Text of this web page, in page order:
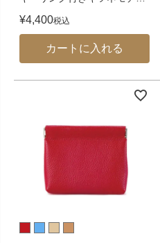
¥4,400税込
カートに入れる